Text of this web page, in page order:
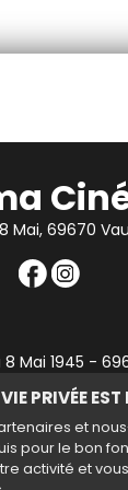
PRIVÉE
et
pour le bon
activité et
Mai, 69670
Mai 1945 -
|RGPD|